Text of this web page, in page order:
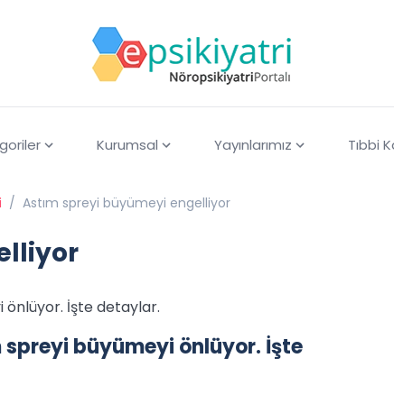
Kurumsal Yayınlarımız Tıbbi
/ Astım spreyi büyümeyi engelliyor
önlüyor. İşte detaylar.
büyümeyi önlüyor. İşte